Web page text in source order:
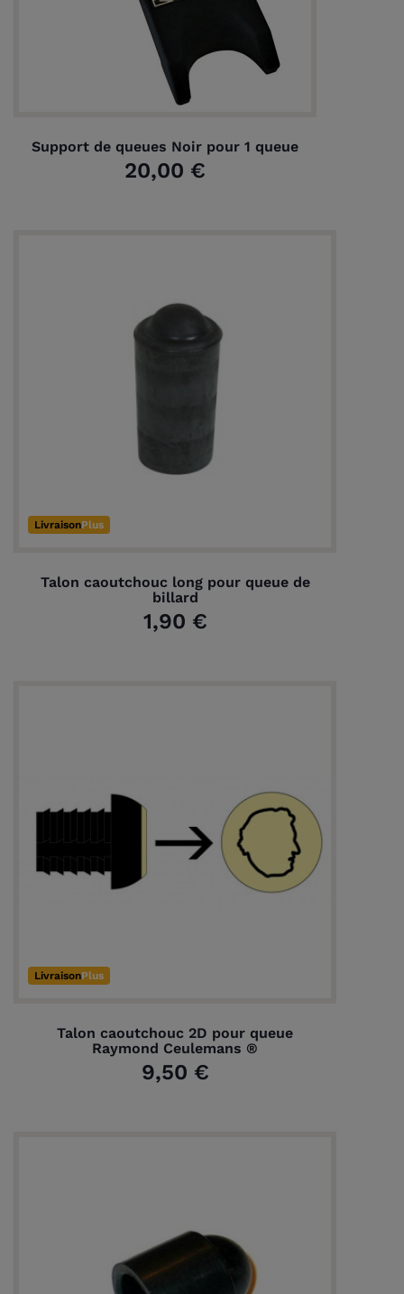
Support de queues Noir pour 1 queue
20,00 €
LivraisonPlus
Talon caoutchouc long pour queue de
billard
1,90 €
LivraisonPlus
Talon caoutchouc 2D pour queue
Raymond Ceulemans ®
9,50 €